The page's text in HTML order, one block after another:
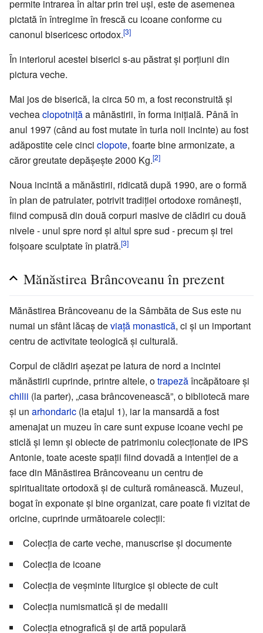
permite intrarea în altar prin trei uși, este de asemenea
pictată în întregime în frescă cu icoane conforme cu
canonul bisericesc ortodox.[3]
În interiorul acestei biserici s-au păstrat și porțiuni din
pictura veche.
Mai jos de biserică, la circa 50 m, a fost reconstruită și
vecheaclopotnițăa mânăstirii, în forma inițială. Până în
anul 1997 (când au fost mutate în turla noii incinte) au fost
adăpostite cele cinci clopote, foarte bine armonizate, a
căror greutate depășește 2000 Kg.[2]
Noua incintă a mănăstirii, ridicată după 1990, are o formă
în plan de patrulater, potrivit tradiției ortodoxe românești,
fiind compusă din două corpuri masive de clădiri cu două
nivele - unul spre nord și altul spre sud - precum și trei
foișoare sculptate în piatră.[3]
Mănăstirea Brâncoveanu în prezent
Mănăstirea Brâncoveanu de la Sâmbăta de Sus este nu
numai un sfânt lăcaș deviață monastică, ci și un important
centru de activitate teologică și culturală.
Corpul de clădiri așezat pe latura de nord a incintei
mănăstirii cuprinde, printre altele, otrapezăîncăpătoare și
chilii (la parter), „casa brâncovenească”, o bibliotecă mare
și un arhondaric (la etajul 1), iar la mansardă a fost
amenajat un muzeu în care sunt expuse icoane vechi pe
sticlă și lemn și obiecte de patrimoniu colecționate de IPS
Antonie, toate aceste spații fiind dovadă a intenției de a
face din Mănăstirea Brâncoveanu un centru de
spiritualitate ortodoxă și de cultură românească. Muzeul,
bogat în exponate și bine organizat, care poate fi vizitat de
oricine, cuprinde următoarele colecții:
Colecția de carte veche, manuscrise și documente
Colecția de icoane
Colecția de veșminte liturgice și obiecte de cult
Colecția numismatică și de medalii
Colecția etnografică și de artă populară